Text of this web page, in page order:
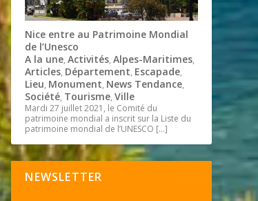
Nice entre au Patrimoine Mondial
de l’Unesco
A la une,Activités,Alpes-Maritimes,
Articles, Département, Escapade,
Lieu, Monument, News Tendance,
Société, Tourisme,Ville
Mardi 27 juillet 2021, le Comité du
patrimoine mondial a inscrit sur la Liste du
patrimoine mondial de l’UNESCO […]
NEWSLETTER